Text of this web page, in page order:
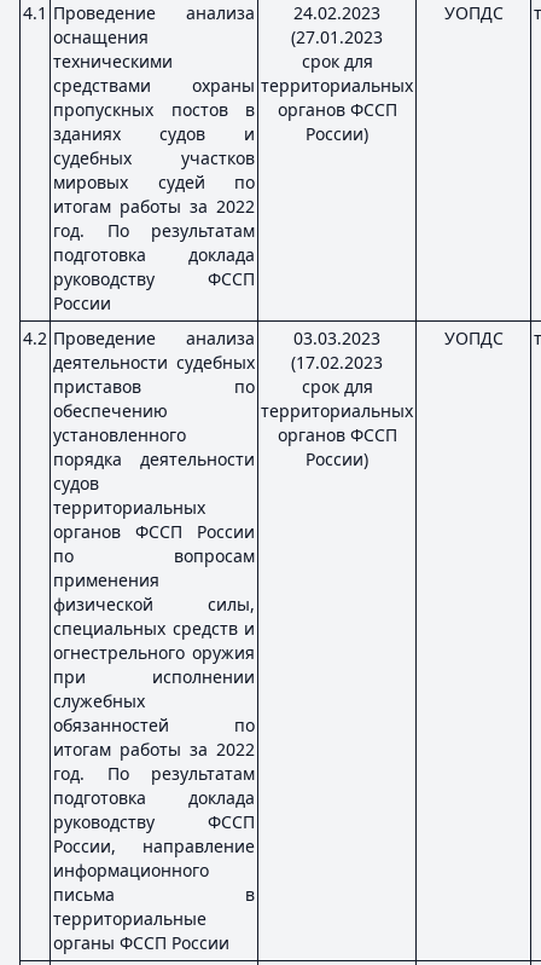
4.1 Проведение анализа
оснащения
техническими
средствами охраны
пропускных постов в
зданиях судов и
судебных участков
мировых судей по
итогам работы за 2022
год. По результатам
подготовка доклада
руководству ФССП
России
24.02.2023
(27.01.2023
срок для
территориальных
органов ФССП
России)
УОПДС
4.2 Проведение анализа
деятельности судебных
приставов по
обеспечению
установленного
порядка деятельности
судов
территориальных
органов ФССП России
по вопросам
применения
физической силы,
специальных средств и
огнестрельного оружия
при исполнении
служебных
обязанностей по
итогам работы за 2022
год. По результатам
подготовка доклада
руководству ФССП
России, направление
информационного
письма в
территориальные
органы ФССП России
03.03.2023
(17.02.2023
срок для
территориальных
органов ФССП
России)
УОПДС